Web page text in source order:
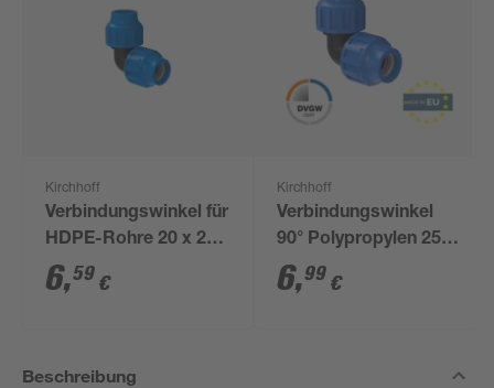
Kirchhoff
Verbindungswinkel für
HDPE-Rohre 20 x 20
mm
6,59 €
Kirchhoff
Verbindungswinkel
90° Polypropylen 25 x
25 mm
6,99 €
Beschreibung